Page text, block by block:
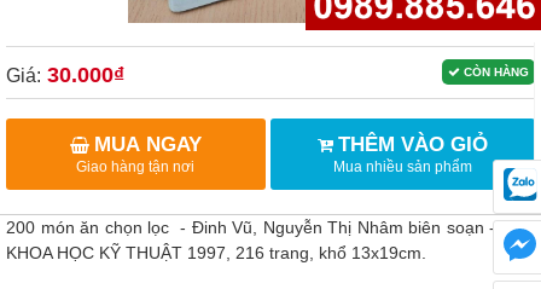
CÒN HÀNG
Giá: 30.000₫
MUA NGAY
Giao hàng tận nơi
THÊM VÀO GIỎ
Mua nhiều sản phẩm
200 món ăn chọn lọc - Đinh Vũ, Nguyễn Thị Nhâm biên soạn - NXB
KHOA HỌC KỸ THUẬT 1997, 216 trang, khổ 13x19cm.